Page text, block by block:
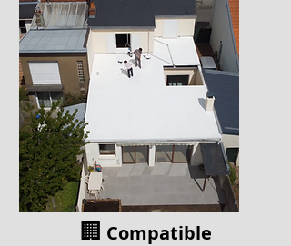
🏢 Compatible